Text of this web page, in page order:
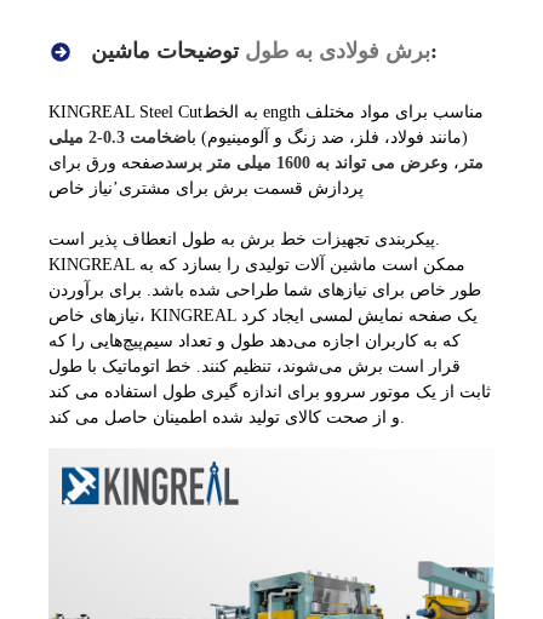
برش فولادی به طولتوضیحات ماشین:
KINGREAL Steel Cut به ال خط ength مناسب برای مواد مختلف
(مانند فولاد، فلز، ضد زنگ و آلومینیوم) با
ضخامت 0.3-2 میلی
متر ، وعرض می تواند به 1600 میلی متر برسد
صفحه ورق برای
پردازش قسمت برش برای مشتری’نیاز خاص
پیکربندی تجهیزات خط برش به طول انعطاف پذیر است.
KINGREAL ممکن است ماشین آلات تولیدی را بسازد که به
طور خاص برای نیازهای شما طراحی شده باشد. برای برآوردن
نیازهای خاص، KINGREAL یک صفحه نمایش لمسی ایجاد کرد
که به کاربران اجازه می‌دهد طول و تعداد سیم‌پیچ‌هایی را که
قرار است برش می‌شوند، تنظیم کنند. خط اتوماتیک با طول
ثابت از یک موتور سروو برای اندازه گیری طول استفاده می کند